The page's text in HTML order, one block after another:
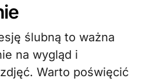
ślubną to ważna
na wygląd i
Warto poświęcić